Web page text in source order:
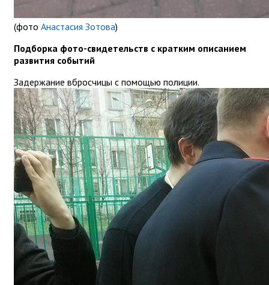
(фото Анастасия Зотова)
Подборка фото-свидетельств с кратким описанием
развития событий
Задержание вбросчицы с помощью полиции.